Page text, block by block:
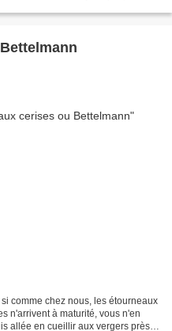
comme chez nous, les étourneaux
n'arrivent à maturité, vous n'en
allée en cueillir aux vergers près